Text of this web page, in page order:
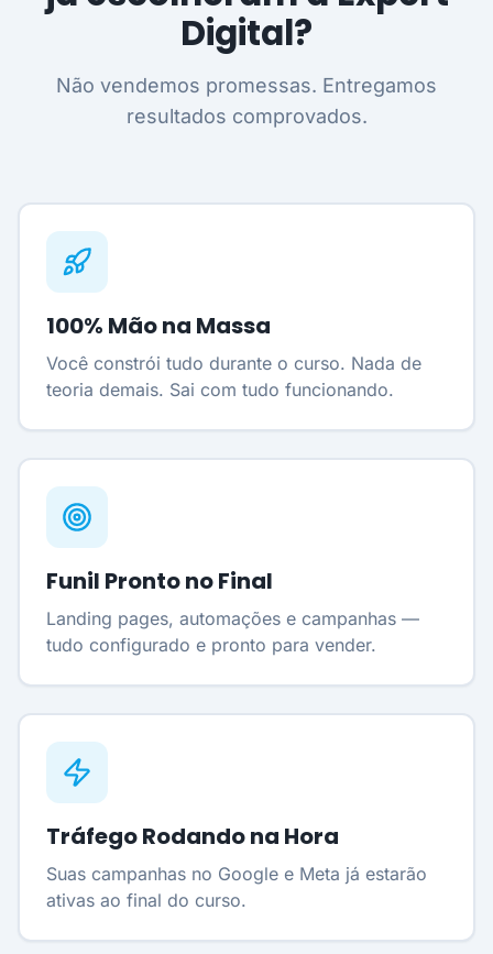
Digital?
Não vendemos promessas. Entregamos
resultados comprovados.
100% Mão na Massa
Você constrói tudo durante o curso. Nada de
teoria demais. Sai com tudo funcionando.
Funil Pronto no Final
Landing pages, automações e campanhas —
tudo configurado e pronto para vender.
Tráfego Rodando na Hora
Suas campanhas no Google e Meta já estarão
ativas ao final do curso.